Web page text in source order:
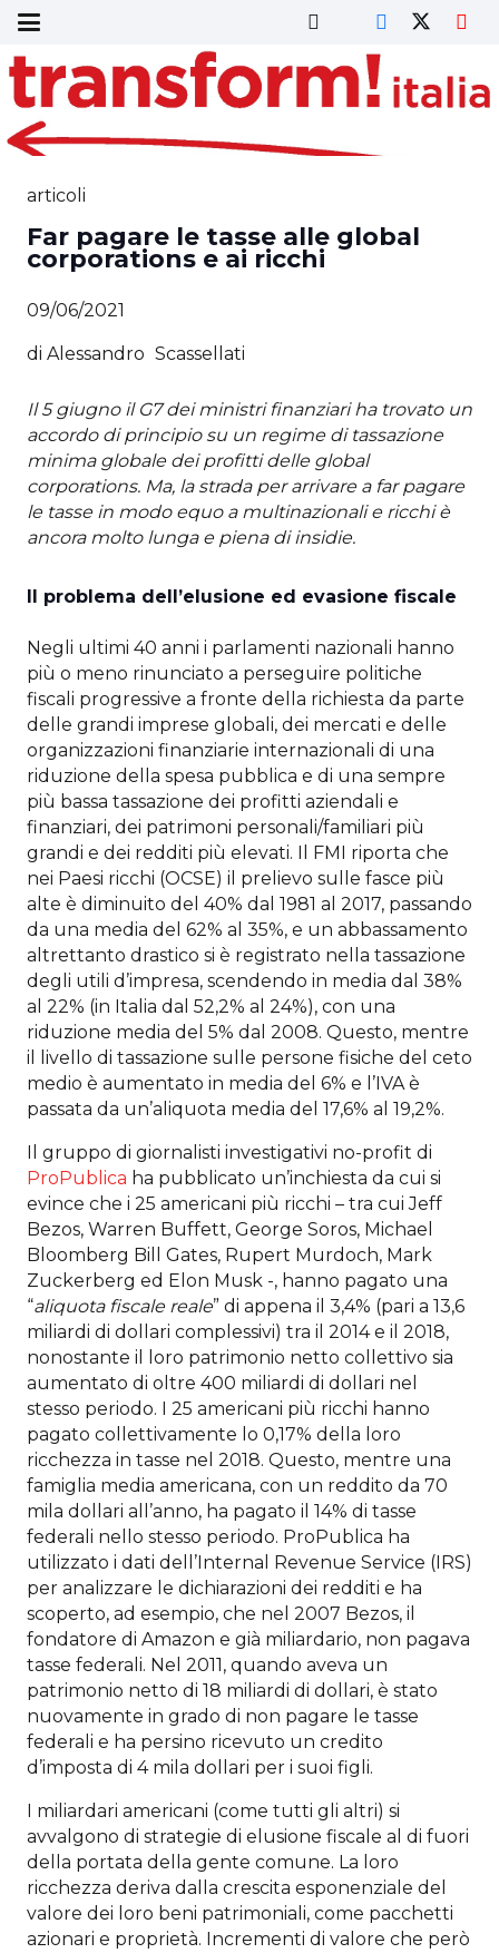
articoli
Far pagare le tasse alle global
corporations e ai ricchi
09/06/2021
di Alessandro Scassellati
Il 5 giugno il G7 dei ministri finanziari ha trovato un
accordo di principio su un regime di tassazione
minima globale dei profitti delle global
corporations. Ma, la strada per arrivare a far pagare
le tasse in modo equo a multinazionali e ricchi è
ancora molto lunga e piena di insidie.
Il problema dell’elusione ed evasione fiscale
Negli ultimi 40 anni i parlamenti nazionali hanno
più o meno rinunciato a perseguire politiche
fiscali progressive a fronte della richiesta da parte
delle grandi imprese globali, dei mercati e delle
organizzazioni finanziarie internazionali di una
riduzione della spesa pubblica e di una sempre
più bassa tassazione dei profitti aziendali e
finanziari, dei patrimoni personali/familiari più
grandi e dei redditi più elevati. Il FMI riporta che
nei Paesi ricchi (OCSE) il prelievo sulle fasce più
alte è diminuito del 40% dal 1981 al 2017, passando
da una media del 62% al 35%, e un abbassamento
altrettanto drastico si è registrato nella tassazione
degli utili d’impresa, scendendo in media dal 38%
al 22% (in Italia dal 52,2% al 24%), con una
riduzione media del 5% dal 2008. Questo, mentre
il livello di tassazione sulle persone fisiche del ceto
medio è aumentato in media del 6% e l’IVA è
passata da un’aliquota media del 17,6% al 19,2%.
Il gruppo di giornalisti investigativi no-profit di
ProPublica ha pubblicato un’inchiesta da cui si
evince che i 25 americani più ricchi – tra cui Jeff
Bezos, Warren Buffett, George Soros, Michael
Bloomberg Bill Gates, Rupert Murdoch, Mark
Zuckerberg ed Elon Musk -, hanno pagato una
“aliquota fiscale reale” di appena il 3,4% (pari a 13,6
miliardi di dollari complessivi) tra il 2014 e il 2018,
nonostante il loro patrimonio netto collettivo sia
aumentato di oltre 400 miliardi di dollari nel
stesso periodo. I 25 americani più ricchi hanno
pagato collettivamente lo 0,17% della loro
ricchezza in tasse nel 2018. Questo, mentre una
famiglia media americana, con un reddito da 70
mila dollari all’anno, ha pagato il 14% di tasse
federali nello stesso periodo. ProPublica ha
utilizzato i dati dell’Internal Revenue Service (IRS)
per analizzare le dichiarazioni dei redditi e ha
scoperto, ad esempio, che nel 2007 Bezos, il
fondatore di Amazon e già miliardario, non pagava
tasse federali. Nel 2011, quando aveva un
patrimonio netto di 18 miliardi di dollari, è stato
nuovamente in grado di non pagare le tasse
federali e ha persino ricevuto un credito
d’imposta di 4 mila dollari per i suoi figli.
I miliardari americani (come tutti gli altri) si
avvalgono di strategie di elusione fiscale al di fuori
della portata della gente comune. La loro
ricchezza deriva dalla crescita esponenziale del
valore dei loro beni patrimoniali, come pacchetti
azionari e proprietà. Incrementi di valore che però